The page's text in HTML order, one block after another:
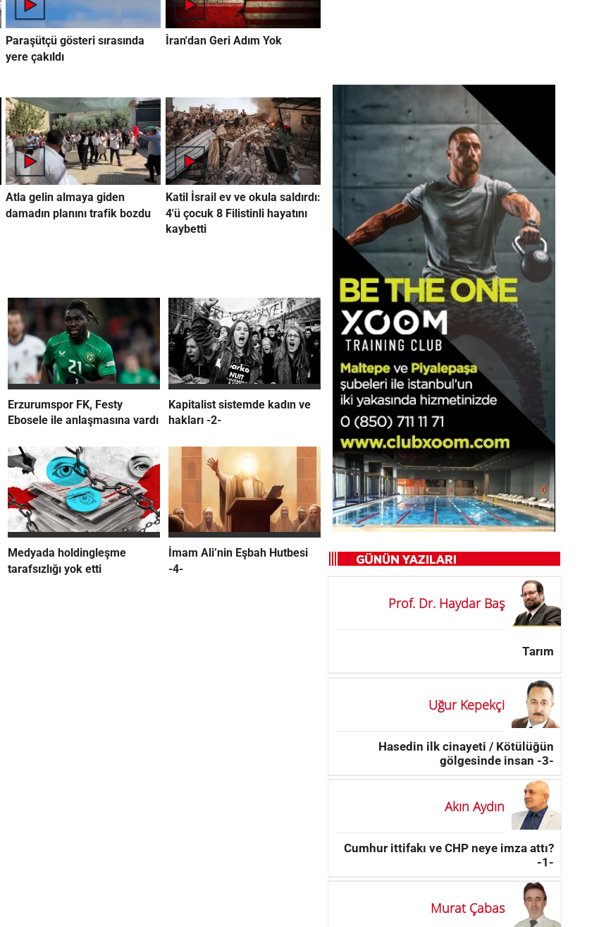
Paraşütçü gösteri sırasında
yere çakıldı
İran'dan Geri Adım Yok
Atla gelin almaya giden
damadın planını trafik bozdu
Katil İsrail ev ve okula saldırdı:
4'ü çocuk 8 Filistinli hayatını
kaybetti
Erzurumspor FK, Festy
Ebosele ile anlaşmasına vardı
Kapitalist sistemde kadın ve
hakları -2-
Medyada holdingleşme
tarafsızlığı yok etti
İmam Ali’nin Eşbah Hutbesi
-4-
Prof. Dr. Haydar Baş
Tarım
Uğur Kepekçi
Hasedin ilk cinayeti / Kötülüğün
gölgesinde insan -3-
Akın Aydın
Cumhur ittifakı ve CHP neye imza attı?
-1-
Murat Çabas